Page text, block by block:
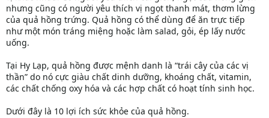
nhưng cũng có người yêu thích vị ngọt thanh mát, thơm lừng
của quả hồng trứng. Quả hồng có thể dùng để ăn trực tiếp
như một món tráng miệng hoặc làm salad, gỏi, ép lấy nước
uống.
Tại Hy Lạp, quả hồng được mệnh danh là “trái cây của các vị
thần” do nó cực giàu chất dinh dưỡng, khoáng chất, vitamin,
các chất chống oxy hóa và các hợp chất có hoạt tính sinh học.
Dưới đây là 10 lợi ích sức khỏe của quả hồng.